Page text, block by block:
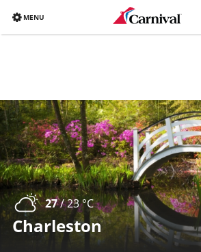
Bereits gebucht
Reiseziele
Buchen
Schiffe
Urlaub mit Carnival
Katalog
MENU
27/ 23 °C
Charleston